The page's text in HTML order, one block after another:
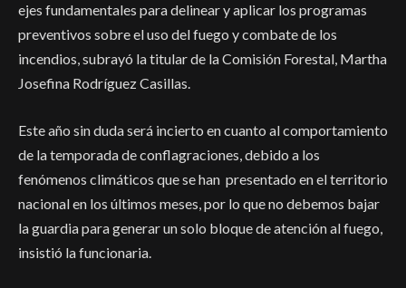
ejes fundamentales para delinear y aplicar los programas
preventivos sobre el uso del fuego y combate de los
incendios, subrayó la titular de la Comisión Forestal, Martha
Josefina Rodríguez Casillas.
Este año sin duda será incierto en cuanto al comportamiento
de la temporada de conflagraciones, debido a los
fenómenos climáticos que se han presentado en el territorio
nacional en los últimos meses, por lo que no debemos bajar
la guardia para generar un solo bloque de atención al fuego,
insistió la funcionaria.